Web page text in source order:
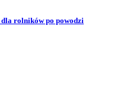
dla rolników po powodzi